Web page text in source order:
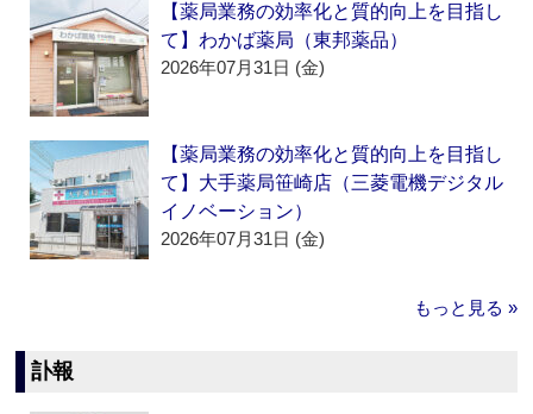
【薬局業務の効率化と質的向上を目指し
て】わかば薬局（東邦薬品）
2026年07月31日 (金)
【薬局業務の効率化と質的向上を目指し
て】大手薬局笹崎店（三菱電機デジタル
イノベーション）
2026年07月31日 (金)
もっと見る »
訃報